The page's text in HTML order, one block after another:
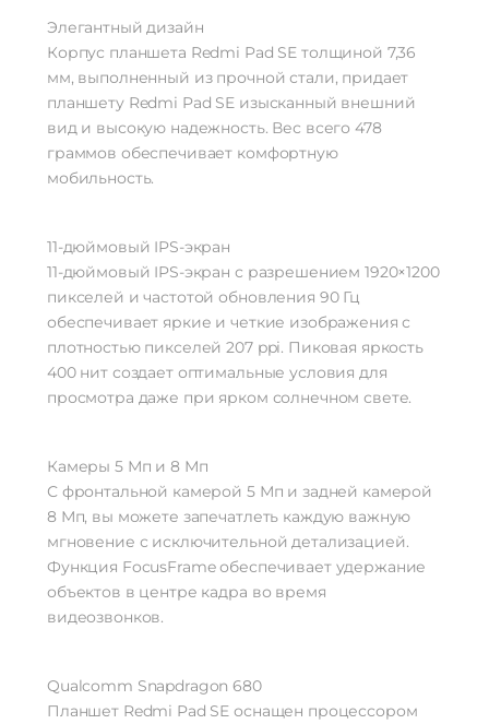
Элегантный дизайн
Корпус планшета Redmi Pad SE толщиной 7,36
мм, выполненный из прочной стали, придает
планшету Redmi Pad SE изысканный внешний
вид и высокую надежность. Вес всего 478
граммов обеспечивает комфортную
мобильность.
11-дюймовый IPS-экран
11-дюймовый IPS-экран с разрешением 1920×1200
пикселей и частотой обновления 90 Гц
обеспечивает яркие и четкие изображения с
плотностью пикселей 207 ppi. Пиковая яркость
400 нит создает оптимальные условия для
просмотра даже при ярком солнечном свете.
Камеры 5 Мп и 8 Мп
С фронтальной камерой 5 Мп и задней камерой
8 Мп, вы можете запечатлеть каждую важную
мгновение с исключительной детализацией.
Функция FocusFrame обеспечивает удержание
объектов в центре кадра во время
видеозвонков.
Qualcomm Snapdragon 680
Планшет Redmi Pad SE оснащен процессором